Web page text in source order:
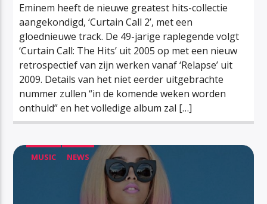
Eminem heeft de nieuwe greatest hits-collectie
aangekondigd, ‘Curtain Call 2’, met een
gloednieuwe track. De 49-jarige raplegende volgt
‘Curtain Call: The Hits’ uit 2005 op met een nieuw
retrospectief van zijn werken vanaf ‘Relapse’ uit
2009. Details van het niet eerder uitgebrachte
nummer zullen “in de komende weken worden
onthuld” en het volledige album zal […]
MUSIC NEWS